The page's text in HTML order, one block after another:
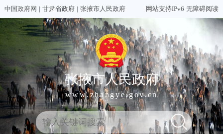
中国政府网 | 甘肃省政府 | 张掖市人民政府 网站支持IPv6 无障碍阅读
张掖市人民政府
www.zhangye.gov.cn